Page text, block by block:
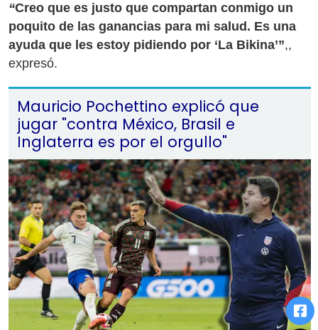
“Creo que es justo que compartan conmigo un
poquito de las ganancias para mi salud. Es una
ayuda que les estoy pidiendo por ‘La Bikina’”,,
expresó.
Mauricio Pochettino explicó que
jugar "contra México, Brasil e
Inglaterra es por el orgullo"